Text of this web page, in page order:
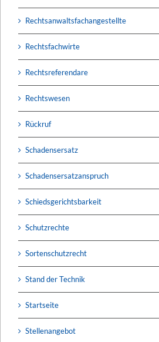
Rechtsanwaltsfachangestellte
Rechtsfachwirte
Rechtsreferendare
Rechtswesen
Rückruf
Schadensersatz
Schadensersatzanspruch
Schiedsgerichtsbarkeit
Schutzrechte
Sortenschutzrecht
Stand der Technik
Startseite
Stellenangebot